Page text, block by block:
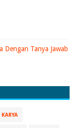
Dengan Tanya Jawab